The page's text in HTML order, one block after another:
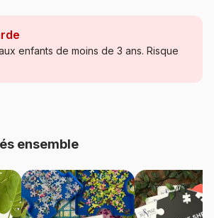
Puzzles - Rétros et Nostalgie
Master-Pieces-31979
705988319792
enfants de moins de 3 ans. Risque
ensemble